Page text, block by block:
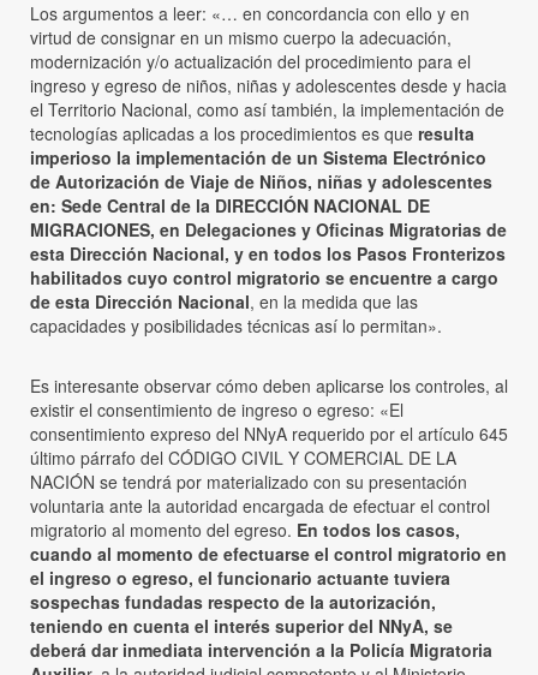
Los argumentos a leer: «… en concordancia con ello y en
virtud de consignar en un mismo cuerpo la adecuación,
modernización y/o actualización del procedimiento para el
ingreso y egreso de niños, niñas y adolescentes desde y hacia
el Territorio Nacional, como así también, la implementación de
tecnologías aplicadas a los procedimientos es que resulta
imperioso la implementación de un Sistema Electrónico
de Autorización de Viaje de Niños, niñas y adolescentes
en: Sede Central de la DIRECCIÓN NACIONAL DE
MIGRACIONES, en Delegaciones y Oficinas Migratorias de
esta Dirección Nacional, y en todos los Pasos Fronterizos
habilitados cuyo control migratorio se encuentre a cargo
de esta Dirección Nacional, en la medida que las
capacidades y posibilidades técnicas así lo permitan».
Es interesante observar cómo deben aplicarse los controles, al
existir el consentimiento de ingreso o egreso: «El
consentimiento expreso del NNyA requerido por el artículo 645
último párrafo del CÓDIGO CIVIL Y COMERCIAL DE LA
NACIÓN se tendrá por materializado con su presentación
voluntaria ante la autoridad encargada de efectuar el control
migratorio al momento del egreso. En todos los casos,
cuando al momento de efectuarse el control migratorio en
el ingreso o egreso, el funcionario actuante tuviera
sospechas fundadas respecto de la autorización,
teniendo en cuenta el interés superior del NNyA, se
deberá dar inmediata intervención a la Policía Migratoria